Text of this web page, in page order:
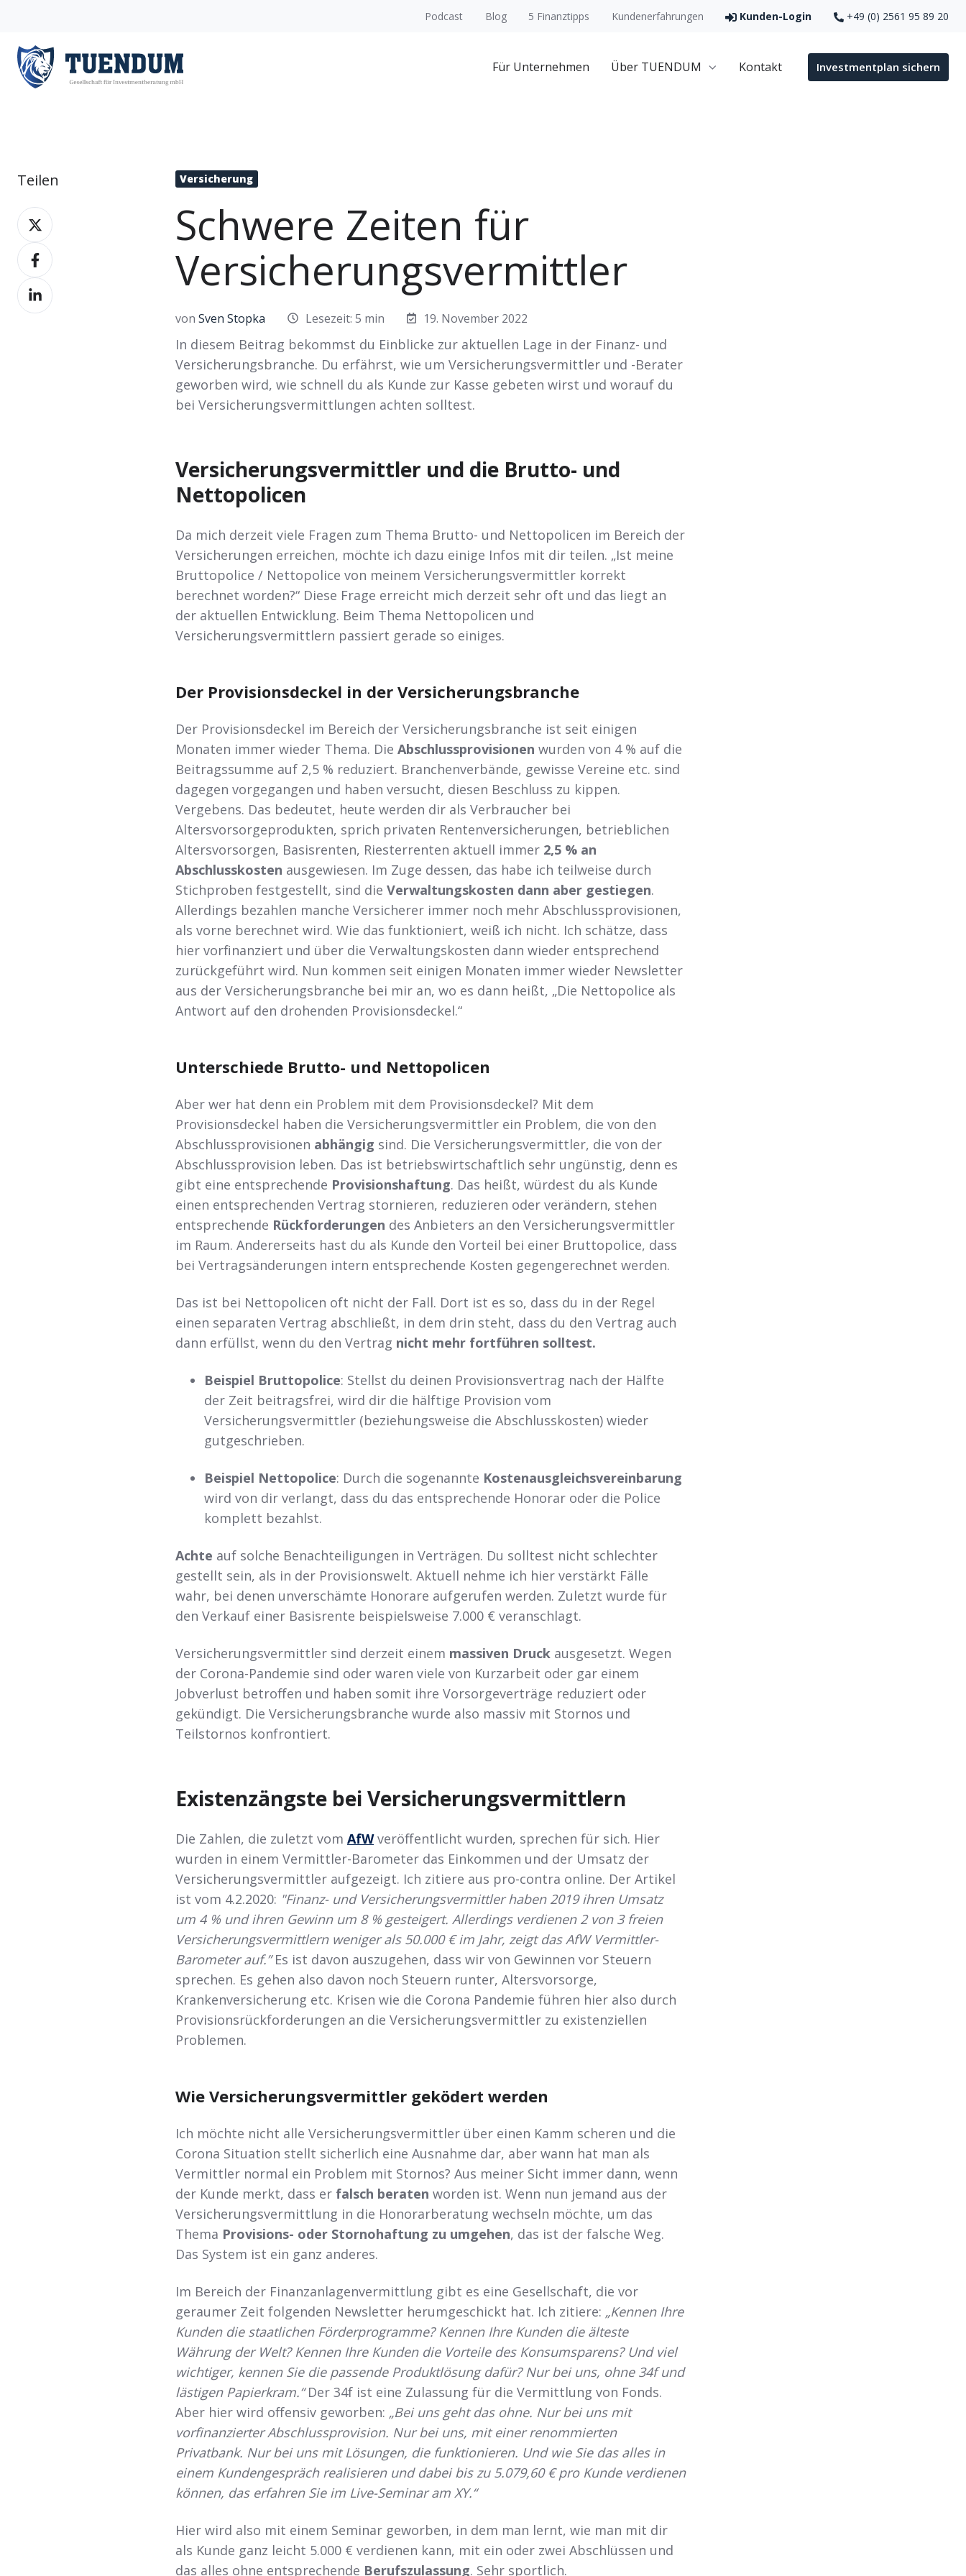
Podcast Blog 5 Finanztipps Kundenerfahrungen Kunden-Login +49 (0) 2561 95 89 20
Für Unternehmen Über TUENDUM Kontakt Investmentplan sichern
Versicherung
Schwere Zeiten für
Versicherungsvermittler
von Sven Stopka Lesezeit: 5 min 19. November 2022
In diesem Beitrag bekommst du Einblicke zur aktuellen Lage in der Finanz- und
Versicherungsbranche. Du erfährst, wie um Versicherungsvermittler und -Berater
geworben wird, wie schnell du als Kunde zur Kasse gebeten wirst und worauf du
bei Versicherungsvermittlungen achten solltest.
Versicherungsvermittler und die Brutto- und
Nettopolicen
Da mich derzeit viele Fragen zum Thema Brutto- und Nettopolicen im Bereich der
Versicherungen erreichen, möchte ich dazu einige Infos mit dir teilen. „Ist meine
Bruttopolice / Nettopolice von meinem Versicherungsvermittler korrekt
berechnet worden?“ Diese Frage erreicht mich derzeit sehr oft und das liegt an
der aktuellen Entwicklung. Beim Thema Nettopolicen und
Versicherungsvermittlern passiert gerade so einiges.
Der Provisionsdeckel in der Versicherungsbranche
Der Provisionsdeckel im Bereich der Versicherungsbranche ist seit einigen
Monaten immer wieder Thema. Die Abschlussprovisionen wurden von 4 % auf die
Beitragssumme auf 2,5 % reduziert. Branchenverbände, gewisse Vereine etc. sind
dagegen vorgegangen und haben versucht, diesen Beschluss zu kippen.
Vergebens. Das bedeutet, heute werden dir als Verbraucher bei
Altersvorsorgeprodukten, sprich privaten Rentenversicherungen, betrieblichen
Altersvorsorgen, Basisrenten, Riesterrenten aktuell immer 2,5 % an
Abschlusskosten ausgewiesen. Im Zuge dessen, das habe ich teilweise durch
Stichproben festgestellt, sind die Verwaltungskosten dann aber gestiegen.
Allerdings bezahlen manche Versicherer immer noch mehr Abschlussprovisionen,
als vorne berechnet wird. Wie das funktioniert, weiß ich nicht. Ich schätze, dass
hier vorfinanziert und über die Verwaltungskosten dann wieder entsprechend
zurückgeführt wird. Nun kommen seit einigen Monaten immer wieder Newsletter
aus der Versicherungsbranche bei mir an, wo es dann heißt, „Die Nettopolice als
Antwort auf den drohenden Provisionsdeckel.“
Unterschiede Brutto- und Nettopolicen
Aber wer hat denn ein Problem mit dem Provisionsdeckel? Mit dem
Provisionsdeckel haben die Versicherungsvermittler ein Problem, die von den
Abschlussprovisionen abhängig sind. Die Versicherungsvermittler, die von der
Abschlussprovision leben. Das ist betriebswirtschaftlich sehr ungünstig, denn es
gibt eine entsprechende Provisionshaftung. Das heißt, würdest du als Kunde
einen entsprechenden Vertrag stornieren, reduzieren oder verändern, stehen
entsprechende Rückforderungen des Anbieters an den Versicherungsvermittler
im Raum. Andererseits hast du als Kunde den Vorteil bei einer Bruttopolice, dass
bei Vertragsänderungen intern entsprechende Kosten gegengerechnet werden.
Das ist bei Nettopolicen oft nicht der Fall. Dort ist es so, dass du in der Regel
einen separaten Vertrag abschließt, in dem drin steht, dass du den Vertrag auch
dann erfüllst, wenn du den Vertrag nicht mehr fortführen solltest.
Beispiel Bruttopolice: Stellst du deinen Provisionsvertrag nach der Hälfte
der Zeit beitragsfrei, wird dir die hälftige Provision vom
Versicherungsvermittler (beziehungsweise die Abschlusskosten) wieder
gutgeschrieben.
Beispiel Nettopolice: Durch die sogenannte Kostenausgleichsvereinbarung
wird von dir verlangt, dass du das entsprechende Honorar oder die Police
komplett bezahlst.
Achte auf solche Benachteiligungen in Verträgen. Du solltest nicht schlechter
gestellt sein, als in der Provisionswelt. Aktuell nehme ich hier verstärkt Fälle
wahr, bei denen unverschämte Honorare aufgerufen werden. Zuletzt wurde für
den Verkauf einer Basisrente beispielsweise 7.000 € veranschlagt.
Versicherungsvermittler sind derzeit einem massiven Druck ausgesetzt. Wegen
der Corona-Pandemie sind oder waren viele von Kurzarbeit oder gar einem
Jobverlust betroffen und haben somit ihre Vorsorgeverträge reduziert oder
gekündigt. Die Versicherungsbranche wurde also massiv mit Stornos und
Teilstornos konfrontiert.
Existenzängste bei Versicherungsvermittlern
Die Zahlen, die zuletzt vom AfWveröffentlicht wurden, sprechen für sich. Hier
wurden in einem Vermittler-Barometer das Einkommen und der Umsatz der
Versicherungsvermittler aufgezeigt. Ich zitiere aus pro-contra online. Der Artikel
ist vom 4.2.2020: "Finanz- und Versicherungsvermittler haben 2019 ihren Umsatz
um 4 % und ihren Gewinn um 8 % gesteigert. Allerdings verdienen 2 von 3 freien
Versicherungsvermittlern weniger als 50.000 € im Jahr, zeigt das AfW Vermittler-
Barometer auf.”Es ist davon auszugehen, dass wir von Gewinnen vor Steuern
sprechen. Es gehen also davon noch Steuern runter, Altersvorsorge,
Krankenversicherung etc. Krisen wie die Corona Pandemie führen hier also durch
Provisionsrückforderungen an die Versicherungsvermittler zu existenziellen
Problemen.
Wie Versicherungsvermittler geködert werden
Ich möchte nicht alle Versicherungsvermittler über einen Kamm scheren und die
Corona Situation stellt sicherlich eine Ausnahme dar, aber wann hat man als
Vermittler normal ein Problem mit Stornos? Aus meiner Sicht immer dann, wenn
der Kunde merkt, dass er falsch beraten worden ist. Wenn nun jemand aus der
Versicherungsvermittlung in die Honorarberatung wechseln möchte, um das
Thema Provisions- oder Stornohaftung zu umgehen, das ist der falsche Weg.
Das System ist ein ganz anderes.
Im Bereich der Finanzanlagenvermittlung gibt es eine Gesellschaft, die vor
geraumer Zeit folgenden Newsletter herumgeschickt hat. Ich zitiere: „Kennen Ihre
Kunden die staatlichen Förderprogramme? Kennen Ihre Kunden die älteste
Währung der Welt? Kennen Ihre Kunden die Vorteile des Konsumsparens? Und viel
wichtiger, kennen Sie die passende Produktlösung dafür? Nur bei uns, ohne 34f und
lästigen Papierkram.“Der 34f ist eine Zulassung für die Vermittlung von Fonds.
Aber hier wird offensiv geworben: „Bei uns geht das ohne. Nur bei uns mit
vorfinanzierter Abschlussprovision. Nur bei uns, mit einer renommierten
Privatbank. Nur bei uns mit Lösungen, die funktionieren. Und wie Sie das alles in
einem Kundengespräch realisieren und dabei bis zu 5.079,60 € pro Kunde verdienen
können, das erfahren Sie im Live-Seminar am XY.“
Hier wird also mit einem Seminar geworben, in dem man lernt, wie man mit dir
als Kunde ganz leicht 5.000 € verdienen kann, mit ein oder zwei Abschlüssen und
das alles ohne entsprechende Berufszulassung. Sehr sportlich.
Teilen
Teilen
auf
XTeilen
auf
Facebook
Teilen
auf